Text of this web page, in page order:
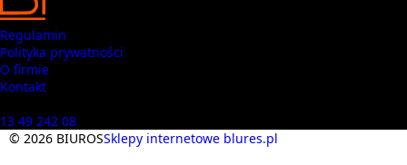
Regulamin
Polityka prywatności
O firmie
Kontakt
13 49 242 08
© 2026 BIUROSSklepy internetowe blures.pl